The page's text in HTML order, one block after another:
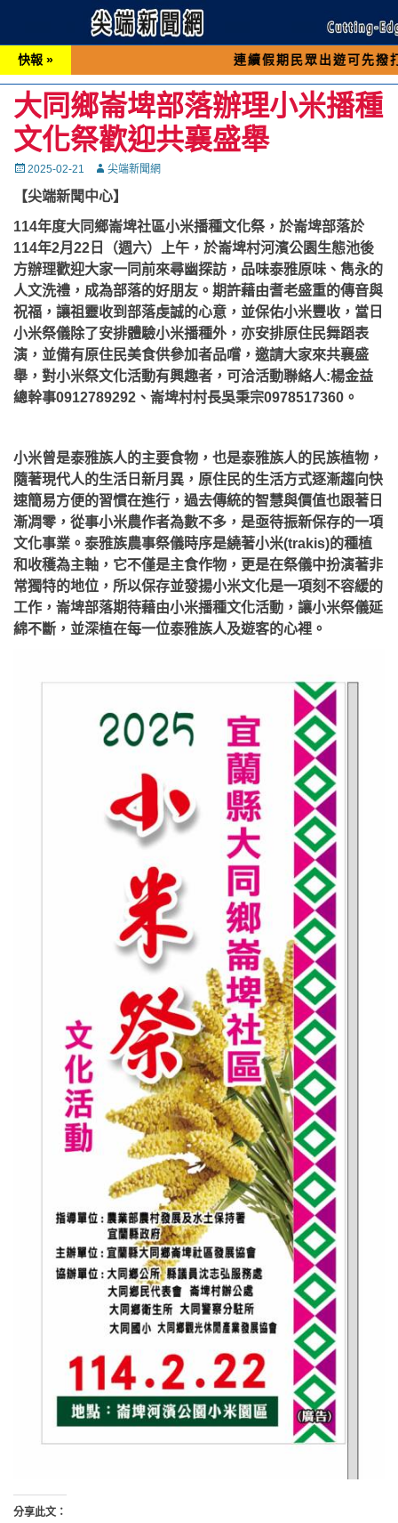
快報 » 連續假期民眾出遊可先撥打交通 「
大同鄉崙埤部落辦理小米播種
文化祭歡迎共襄盛舉
Posted
2025-02-21 Autor尖端新聞網
【尖端新聞中心】
114年度大同鄉崙埤社區小米播種文化祭，於崙埤部落於
114年2月22日（週六）上午，於崙埤村河濱公園生態池後
方辦理歡迎大家一同前來尋幽探訪，品味泰雅原味、雋永的
人文洗禮，成為部落的好朋友。期許藉由耆老盛重的傳音與
祝福，讓祖靈收到部落虔誠的心意，並保佑小米豐收，當日
小米祭儀除了安排體驗小米播種外，亦安排原住民舞蹈表
演，並備有原住民美食供參加者品嚐，邀請大家來共襄盛
舉，對小米祭文化活動有興趣者，可洽活動聯絡人:楊金益
總幹事0912789292、崙埤村村長吳秉宗0978517360。
小米曾是泰雅族人的主要食物，也是泰雅族人的民族植物，
隨著現代人的生活日新月異，原住民的生活方式逐漸趨向快
速簡易方便的習慣在進行，過去傳統的智慧與價值也跟著日
漸凋零，從事小米農作者為數不多，是亟待振新保存的一項
文化事業。泰雅族農事祭儀時序是繞著小米(trakis)的種植
和收穫為主軸，它不僅是主食作物，更是在祭儀中扮演著非
常獨特的地位，所以保存並發揚小米文化是一項刻不容緩的
工作，崙埤部落期待藉由小米播種文化活動，讓小米祭儀延
綿不斷，並深植在每一位泰雅族人及遊客的心裡。
分享此文：